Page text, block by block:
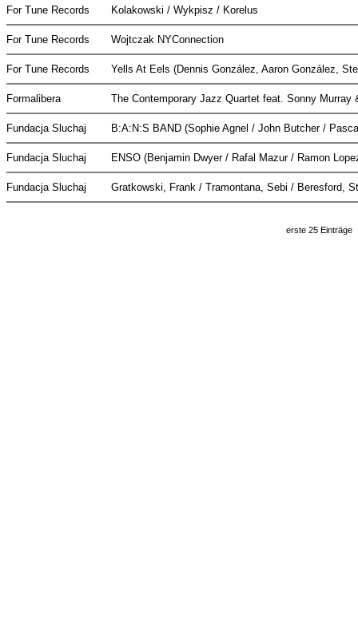
For Tune Records Kolakowski / Wykpisz / Korelus
For Tune Records Wojtczak NYConnection
For Tune Records Yells At Eels (Dennis González, Aaron González,
Formalibera The Contemporary Jazz Quartet feat. Sonny
Fundacja Sluchaj B:A:N:S BAND (Sophie Agnel / John Butcher /
Fundacja Sluchaj ENSO (Benjamin Dwyer / Rafal Mazur / Ramon
Fundacja Sluchaj Gratkowski, Frank / Tramontana, Sebi / Beresford,
erste 25 Einträge